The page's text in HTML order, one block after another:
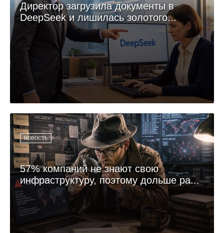
Директор загрузила документы в
DeepSeek и лишилась золотого...
НОВОСТЬ
57% компаний не знают свою
инфраструктуру, поэтому дольше ра...